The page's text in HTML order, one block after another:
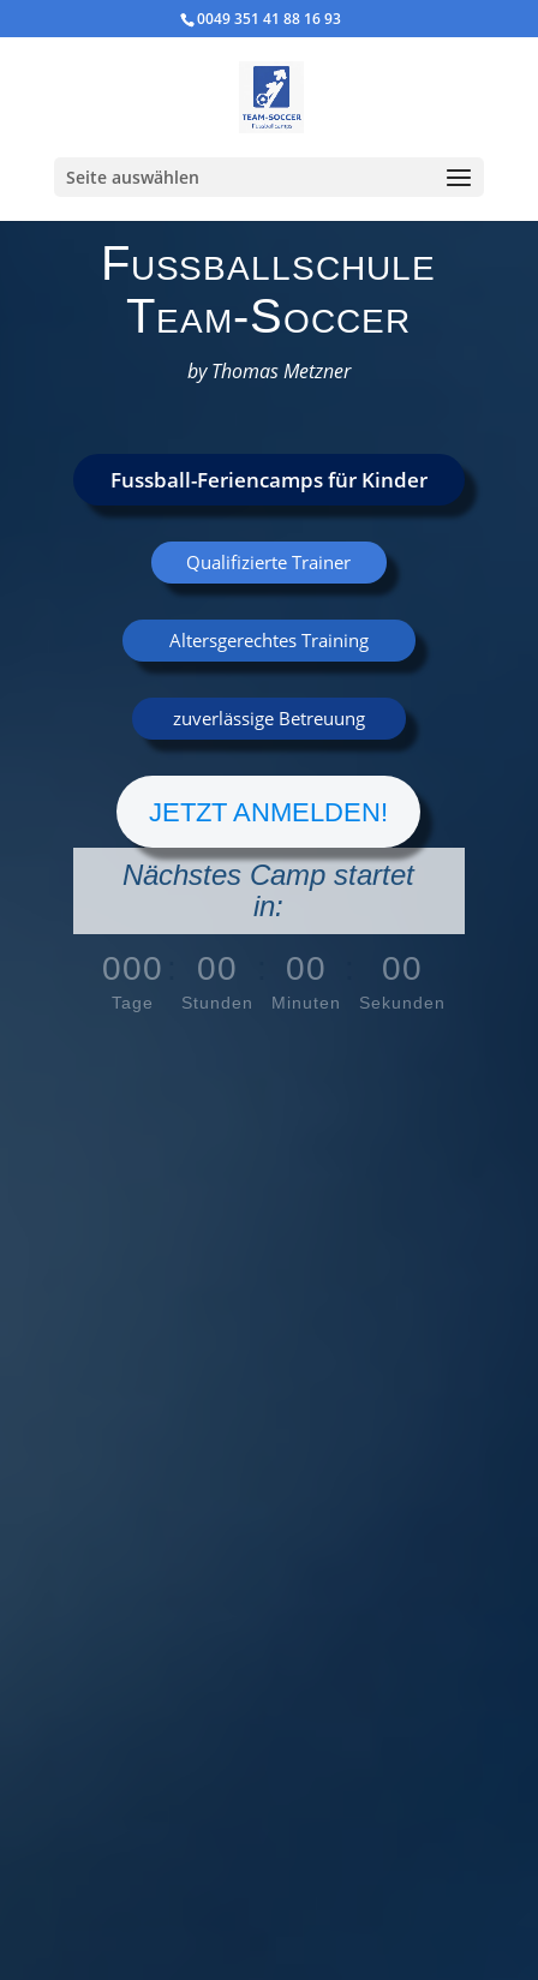
0049 351 41 88 16 93
Seite auswählen
Fußballschule
Team-Soccer
by Thomas Metzner
Nächstes Camp startet
in:
000 00 00 00
Fussball-Feriencamps für Kinder
Qualifizierte Trainer
Altersgerechtes Training
zuverlässige Betreuung
JETZT ANMELDEN!